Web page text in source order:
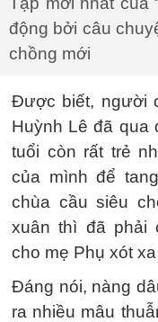
động bởi câu
chồng mới
Được biết, người
Huỳnh Lê đã qua
tuổi còn rất trẻ
của mình để
chùa cầu siêu
xuân thì đã phải
cho mẹ Phụ xót
Đáng nói, nàng
ra nhiều mâu